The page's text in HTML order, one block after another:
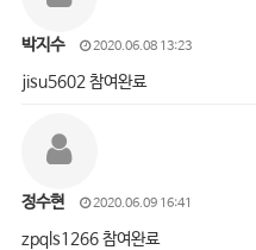
박지수 2020.06.08 13:23
jisu5602 참여완료
정수현 2020.06.09 16:41
zpqls1266 참여완료